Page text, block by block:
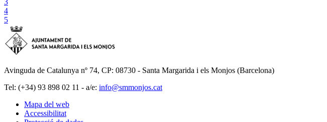
4
5
Avinguda de Catalunya nº 74, CP: 08730 - Santa Margarida i els Monjos (Barcelona)
Tel: (+34) 93 898 02 11 - a/e: info@smmonjos.cat
Mapa del web
Accessibilitat